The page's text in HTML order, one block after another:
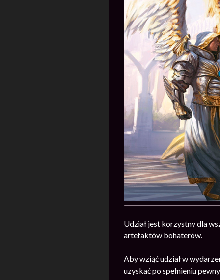
Udział jest korzystny dla
artefaktów bohaterów.
Aby wziąć udział w
uzyskać po spełnieniu